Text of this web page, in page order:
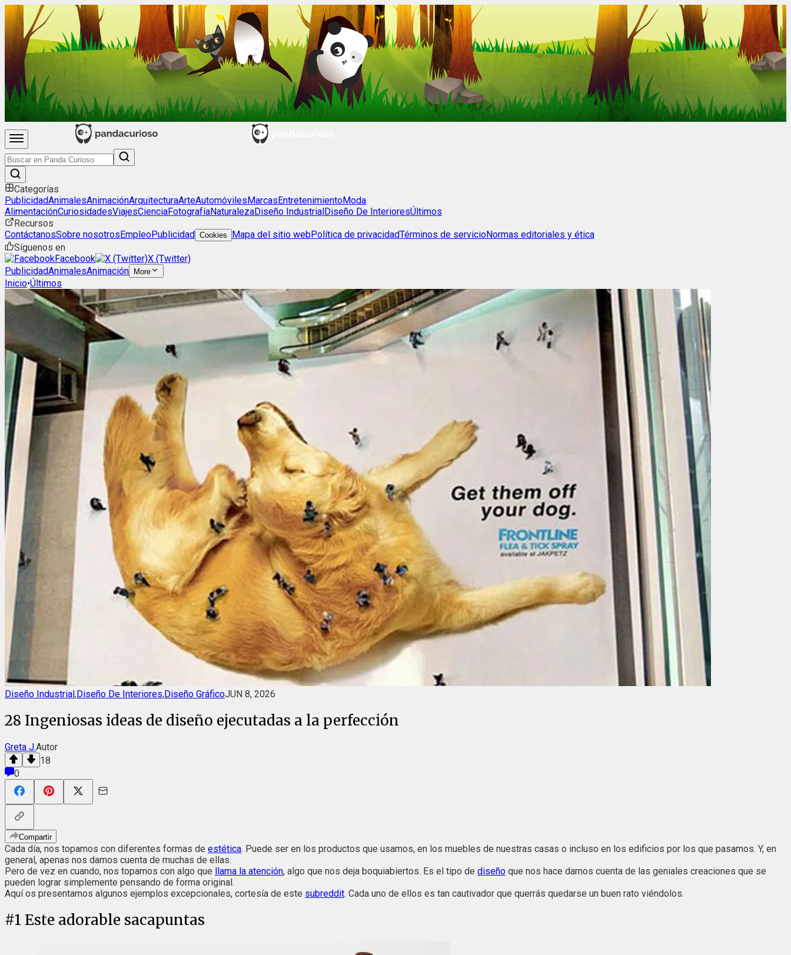
Categorías
PublicidadAnimalesAnimaciónArquitecturaArteAutomóvilesMarcasEntretenimientoModa
AlimentaciónCuriosidadesViajesCienciaFotografíaNaturalezaDiseño IndustrialDiseño De InterioresÚltimos
Recursos
ContáctanosSobre nosotrosEmpleoPublicidad Cookies Mapa del sitio webPolítica de privacidadTérminos de servicioNormas editoriales y ética
Síguenos en
Facebook
X (Twitter)
PublicidadAnimalesAnimación More
Inicio•Últimos
Diseño Industrial,Diseño De Interiores,Diseño GráficoJUN 8, 2026
28 Ingeniosas ideas de diseño ejecutadas a la perfección
Greta J.Autor
18
0
Compartir
Cada día, nos topamos con diferentes formas de estética. Puede ser en los productos que usamos, en los muebles de nuestras casas o incluso en los edificios por los que pasamos. Y, en
general, apenas nos damos cuenta de muchas de ellas.
Pero de vez en cuando, nos topamos con algo que llama la atención, algo que nos deja boquiabiertos. Es el tipo de diseño que nos hace darnos cuenta de las geniales creaciones que se
pueden lograr simplemente pensando de forma original.
Aquí os presentamos algunos ejemplos excepcionales, cortesía de este subreddit. Cada uno de ellos es tan cautivador que querrás quedarse un buen rato viéndolos.
#1 Este adorable sacapuntas